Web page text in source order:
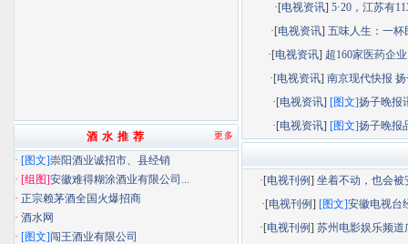
·[电视资讯]5·20，江苏有
·[电视资讯]五味人生：一杯
·[电视资讯] 超160家医药企
·[电视资讯] 南京现代快报 扬
·[电视资讯] [图文]扬子晚报
·[电视资讯] [图文]扬子晚报
·[电视刊例]坐着不动，也会被
·[电视刊例] [图文]安徽电视台
·[电视刊例]苏州电影娱乐频道
更多
酒 水 推 荐
· [图文]崇阳酒业诚招市、县经销
· [组图]安徽难得糊涂酒业有限公司...
· 正宗赖茅酒全国火爆招商
· 酒水网
· [图文]闯王酒业有限公司